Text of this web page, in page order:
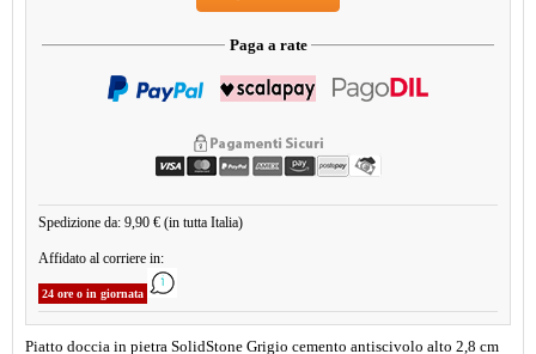
Paga a rate
Spedizione da: 9,90 € (in tutta Italia)
Affidato al corriere in:
24 ore o in giornata
Piatto doccia in pietra SolidStone Grigio cemento antiscivolo alto 2,8 cm